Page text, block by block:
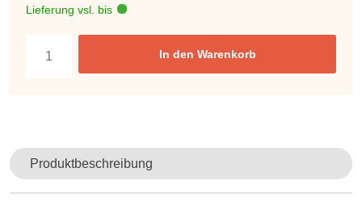
Lieferung vsl. bis
In den Warenkorb
Produktbeschreibung